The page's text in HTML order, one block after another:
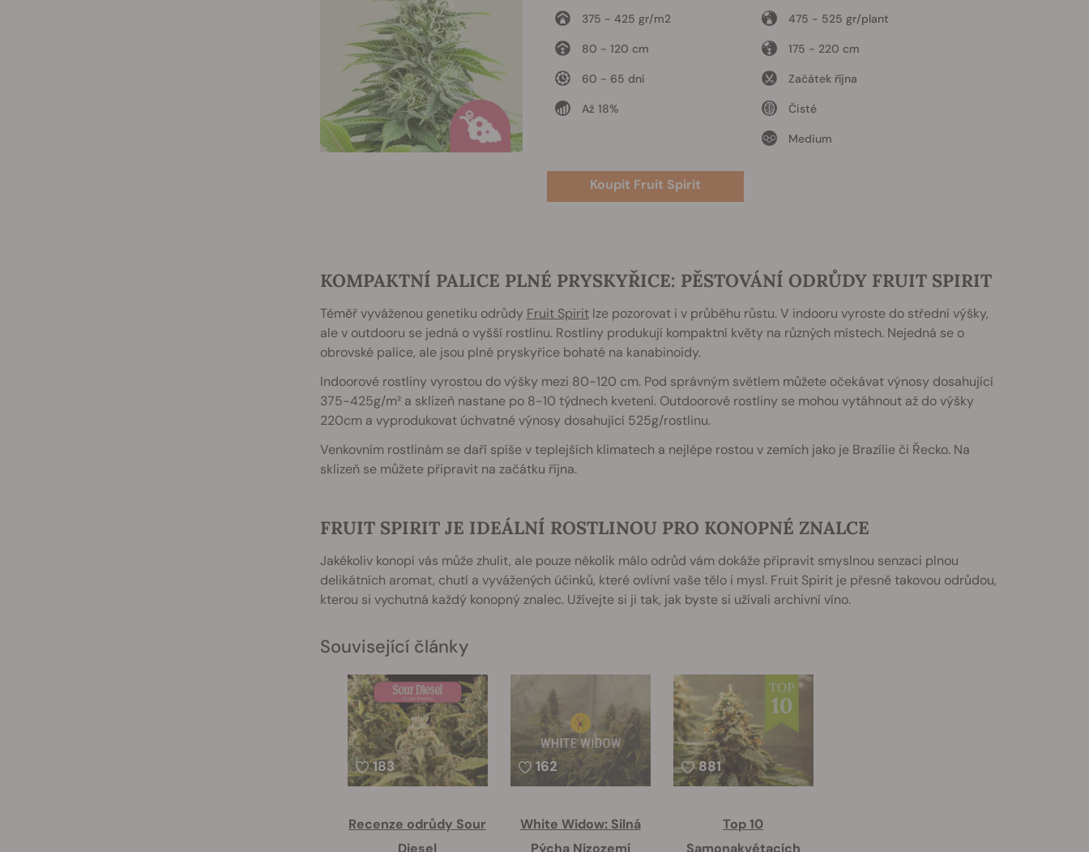
375 - 425 gr/m2
80 - 120 cm
60 - 65 dní
Až 18%
475 - 525 gr/plant
175 - 220 cm
Začátek října
Čisté
Medium
Koupit Fruit Spirit
KOMPAKTNÍ PALICE PLNÉ PRYSKYŘICE: PĚSTOVÁNÍ ODRŮDY FRUIT SPIRIT
Téměř vyváženou genetiku odrůdy Fruit Spiritlze pozorovat i v průběhu růstu. V indooru vyroste do střední výšky,
ale v outdooru se jedná o vyšší rostlinu. Rostliny produkují kompaktní květy na různých místech. Nejedná se o
obrovské palice, ale jsou plné pryskyřice bohaté na kanabinoidy.
Indoorové rostliny vyrostou do výšky mezi 80-120 cm. Pod správným světlem můžete očekávat výnosy dosahující
375-425g/m² a sklizeň nastane po 8-10 týdnech kvetení. Outdoorové rostliny se mohou vytáhnout až do výšky
220cm a vyprodukovat úchvatné výnosy dosahující 525g/rostlinu.
Venkovním rostlinám se daří spíše v teplejších klimatech a nejlépe rostou v zemích jako je Brazílie či Řecko. Na
sklizeň se můžete připravit na začátku října.
FRUIT SPIRIT JE IDEÁLNÍ ROSTLINOU PRO KONOPNÉ ZNALCE
Jakékoliv konopí vás může zhulit, ale pouze několik málo odrůd vám dokáže připravit smyslnou senzaci plnou
delikátních aromat, chutí a vyvážených účinků, které ovlivní vaše tělo i mysl. Fruit Spirit je přesně takovou odrůdou,
kterou si vychutná každý konopný znalec. Užívejte si ji tak, jak byste si užívali archivní víno.
Související články
183
Recenze odrůdy Sour
162
White Widow: Silná
881
Top 10